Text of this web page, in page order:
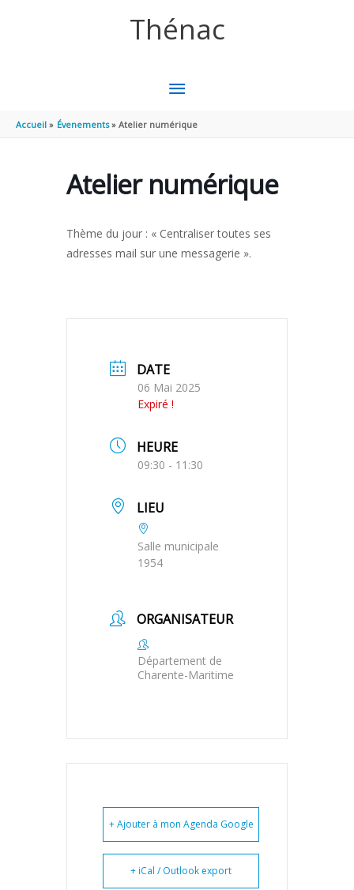
Thénac
MENU
PRINCIPAL
Accueil Évenements Atelier numérique
Atelier numérique
Thème du jour : « Centraliser toutes ses
adresses mail sur une messagerie ».
DATE
06 Mai 2025
Expiré !
HEURE
09:30 - 11:30
LIEU
Salle municipale
1954
ORGANISATEUR
Département de
Charente-Maritime
+ Ajouter à mon Agenda Google
+ iCal / Outlook export